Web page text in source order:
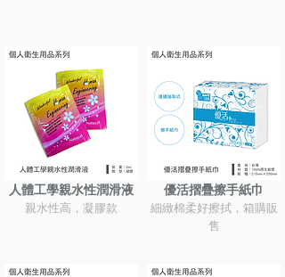
人體工學親水性潤滑液
親水性高，凝膠款
優活摺疊擦手紙巾
細緻棉柔好擦拭，箱購販
售